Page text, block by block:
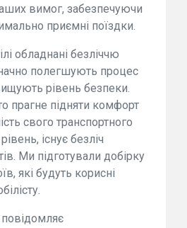
вимог, забезпечуючи
приємні поїздки.
обладнані безліччю
полегшують процес
рівень безпеки.
прагне підняти комфорт
свого транспортного
існує безліч
Ми підготували добірку
які будуть корисні